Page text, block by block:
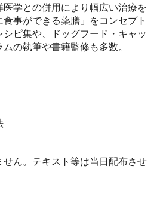
学との併用により幅広い治療を
事ができる薬膳」をコンセプト
ピ集や、ドッグフード・キャッ
の執筆や書籍監修も多数。
せん。テキスト等は当日配布させ